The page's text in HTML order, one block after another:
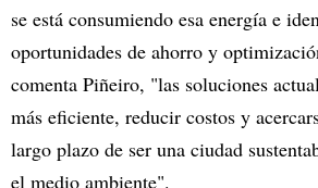
se está consumiendo esa energía e
oportunidades de ahorro y
comenta Piñeiro, "las soluciones
más eficiente, reducir costos y
largo plazo de ser una ciudad
el medio ambiente".